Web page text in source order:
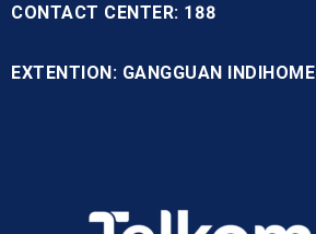
CONTACT CENTER: 188
EXTENTION: GANGGUAN INDIHOME